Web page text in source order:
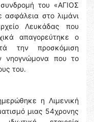
του «ΑΓΙΟΣ
στο λιμάνι
Λευκάδας που
απαγορεύτηκε ο
την προσκόμιση
νηογνώμονα που το
του.
η Λιμενική
μιας 54χρονης